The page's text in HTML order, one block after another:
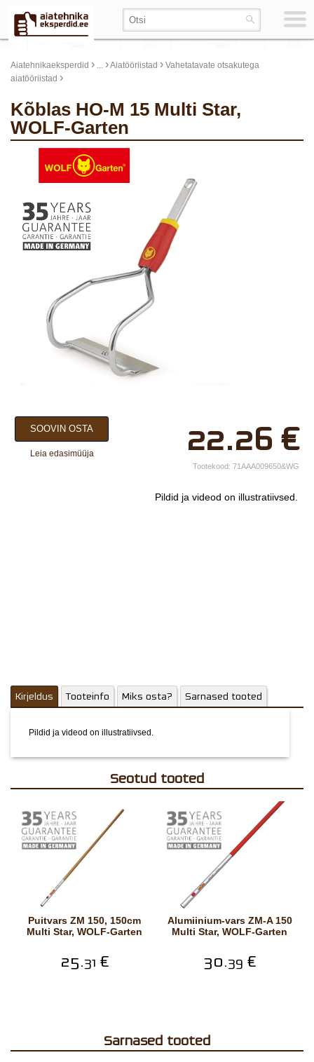
Aiatehnikaeksperdid › ... ›Aiatööriistad › Vahetatavate otsakutega
aiatööriistad ›
Kõblas HO-M 15 Multi Star,
WOLF-Garten
×
Teie nimi*
Ettevõtte nimi.
Telefon*
22.26 €
SOOVIN OSTA
Leia edasimüüja
Tootekood: 71AAA009650&WG
Pildid ja videod on illustratiivsed.
Kirjeldus Tooteinfo Miks osta? Sarnased tooted
Pildid ja videod on illustratiivsed.
Seotud tooted
Puitvars ZM 150, 150cm
Multi Star, WOLF-Garten
25.31 €
Alumiinium-vars ZM-A 150
Multi Star, WOLF-Garten
30.39 €
Sarnased tooted